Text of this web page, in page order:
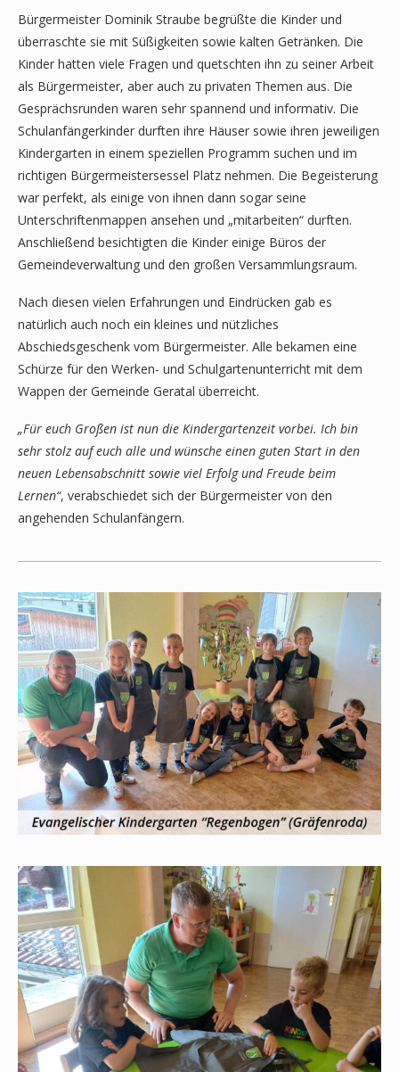
Bürgermeister Dominik Straube begrüßte die Kinder und
überraschte sie mit Süßigkeiten sowie kalten Getränken. Die
Kinder hatten viele Fragen und quetschten ihn zu seiner Arbeit
als Bürgermeister, aber auch zu privaten Themen aus. Die
Gesprächsrunden waren sehr spannend und informativ. Die
Schulanfängerkinder durften ihre Häuser sowie ihren jeweiligen
Kindergarten in einem speziellen Programm suchen und im
richtigen Bürgermeistersessel Platz nehmen. Die Begeisterung
war perfekt, als einige von ihnen dann sogar seine
Unterschriftenmappen ansehen und „mitarbeiten“ durften.
Anschließend besichtigten die Kinder einige Büros der
Gemeindeverwaltung und den großen Versammlungsraum.
Nach diesen vielen Erfahrungen und Eindrücken gab es
natürlich auch noch ein kleines und nützliches
Abschiedsgeschenk vom Bürgermeister. Alle bekamen eine
Schürze für den Werken- und Schulgartenunterricht mit dem
Wappen der Gemeinde Geratal überreicht.
„Für euch Großen ist nun die Kindergartenzeit vorbei. Ich bin
sehr stolz auf euch alle und wünsche einen guten Start in den
neuen Lebensabschnitt sowie viel Erfolg und Freude beim
Lernen“, verabschiedet sich der Bürgermeister von den
angehenden Schulanfängern.